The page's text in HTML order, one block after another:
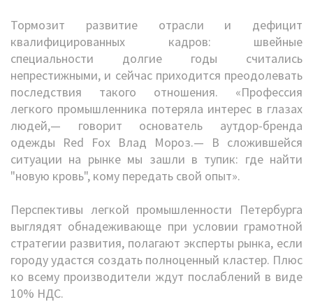
Тормозит развитие отрасли и дефицит
квалифицированных кадров: швейные
специальности долгие годы считались
непрестижными, и сейчас приходится преодолевать
последствия такого отношения. «Профессия
легкого промышленника потеряла интерес в глазах
людей,— говорит основатель аутдор-бренда
одежды Red Fox Влад Мороз.— В сложившейся
ситуации на рынке мы зашли в тупик: где найти
"новую кровь", кому передать свой опыт».
Перспективы легкой промышленности Петербурга
выглядят обнадеживающе при условии грамотной
стратегии развития, полагают эксперты рынка, если
городу удастся создать полноценный кластер. Плюс
ко всему производители ждут послаблений в виде
10% НДС.